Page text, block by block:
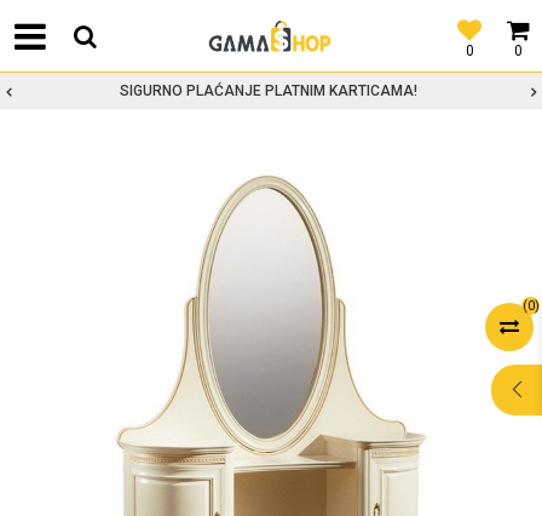
0
0
SIGURNO PLAĆANJE PLATNIM KARTICAMA!
(0)
POMOĆ PRI
KUPOVINI